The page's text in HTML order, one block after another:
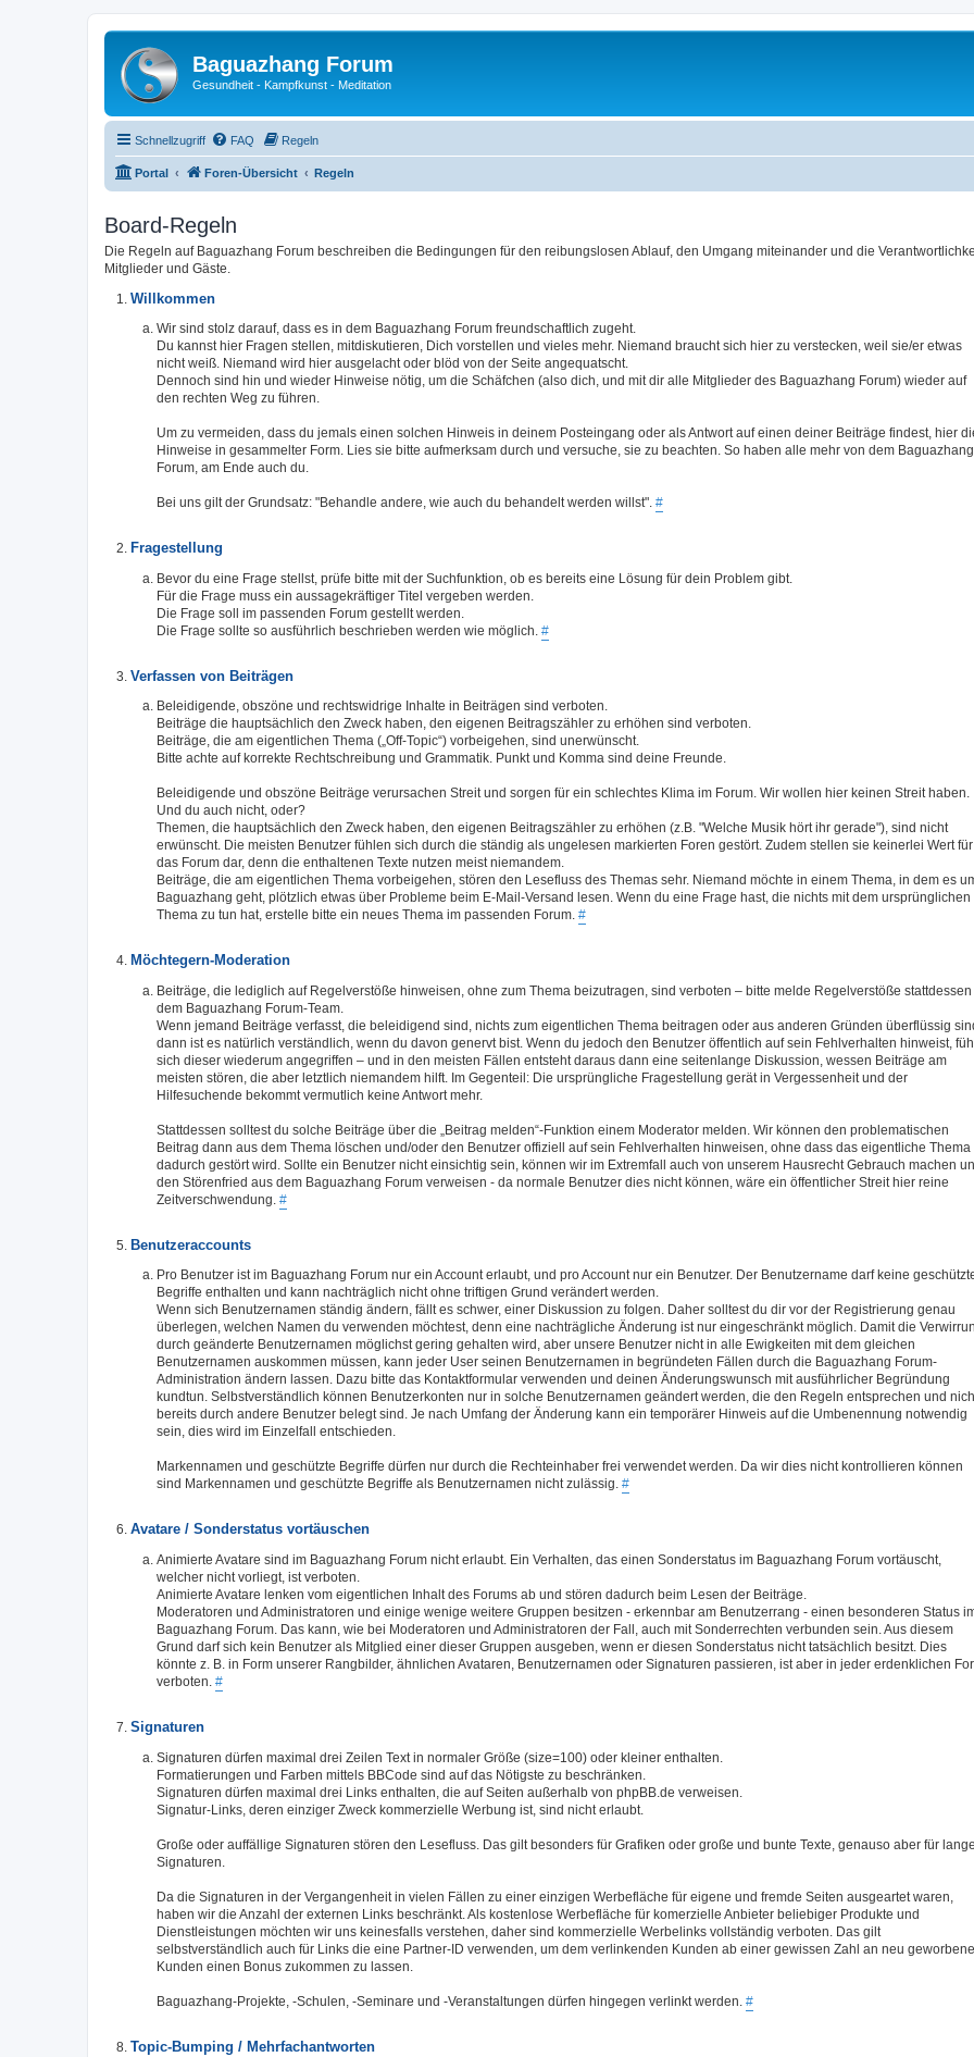
Baguazhang Forum
Gesundheit - Kampfkunst - Meditation
Schnellzugriff FAQ Regeln
Portal Foren-Übersicht Regeln
Board-Regeln
Die Regeln auf Baguazhang Forum beschreiben die Bedingungen für den reibungslosen Ablauf, den Umgang miteinander und die
Mitglieder und Gäste.
Willkommen
Wir sind stolz darauf, dass es in dem Baguazhang Forum freundschaftlich zugeht.
Du kannst hier Fragen stellen, mitdiskutieren, Dich vorstellen und vieles mehr. Niemand braucht sich hier zu verstecken, weil sie/er etwas
nicht weiß. Niemand wird hier ausgelacht oder blöd von der Seite angequatscht.
Dennoch sind hin und wieder Hinweise nötig, um die Schäfchen (also dich, und mit dir alle Mitglieder des Baguazhang Forum) wieder auf
den rechten Weg zu führen.
Um zu vermeiden, dass du jemals einen solchen Hinweis in deinem Posteingang oder als Antwort auf einen deiner Beiträge findest, hier
Hinweise in gesammelter Form. Lies sie bitte aufmerksam durch und versuche, sie zu beachten. So haben alle mehr von dem Baguazhang
Forum, am Ende auch du.
Bei uns gilt der Grundsatz: "Behandle andere, wie auch du behandelt werden willst". #
Fragestellung
Bevor du eine Frage stellst, prüfe bitte mit der Suchfunktion, ob es bereits eine Lösung für dein Problem gibt.
Für die Frage muss ein aussagekräftiger Titel vergeben werden.
Die Frage soll im passenden Forum gestellt werden.
Die Frage sollte so ausführlich beschrieben werden wie möglich. #
Verfassen von Beiträgen
Beleidigende, obszöne und rechtswidrige Inhalte in Beiträgen sind verboten.
Beiträge die hauptsächlich den Zweck haben, den eigenen Beitragszähler zu erhöhen sind verboten.
Beiträge, die am eigentlichen Thema („Off-Topic“) vorbeigehen, sind unerwünscht.
Bitte achte auf korrekte Rechtschreibung und Grammatik. Punkt und Komma sind deine Freunde.
Beleidigende und obszöne Beiträge verursachen Streit und sorgen für ein schlechtes Klima im Forum. Wir wollen hier keinen Streit haben.
Und du auch nicht, oder?
Themen, die hauptsächlich den Zweck haben, den eigenen Beitragszähler zu erhöhen (z.B. "Welche Musik hört ihr gerade"), sind nicht
erwünscht. Die meisten Benutzer fühlen sich durch die ständig als ungelesen markierten Foren gestört. Zudem stellen sie keinerlei Wert für
das Forum dar, denn die enthaltenen Texte nutzen meist niemandem.
Beiträge, die am eigentlichen Thema vorbeigehen, stören den Lesefluss des Themas sehr. Niemand möchte in einem Thema, in dem es
Baguazhang geht, plötzlich etwas über Probleme beim E-Mail-Versand lesen. Wenn du eine Frage hast, die nichts mit dem ursprünglichen
Thema zu tun hat, erstelle bitte ein neues Thema im passenden Forum. #
Möchtegern-Moderation
Beiträge, die lediglich auf Regelverstöße hinweisen, ohne zum Thema beizutragen, sind verboten – bitte melde Regelverstöße stattdessen
dem Baguazhang Forum-Team.
Wenn jemand Beiträge verfasst, die beleidigend sind, nichts zum eigentlichen Thema beitragen oder aus anderen Gründen überflüssig
dann ist es natürlich verständlich, wenn du davon genervt bist. Wenn du jedoch den Benutzer öffentlich auf sein Fehlverhalten hinweist,
sich dieser wiederum angegriffen – und in den meisten Fällen entsteht daraus dann eine seitenlange Diskussion, wessen Beiträge am
meisten stören, die aber letztlich niemandem hilft. Im Gegenteil: Die ursprüngliche Fragestellung gerät in Vergessenheit und der
Hilfesuchende bekommt vermutlich keine Antwort mehr.
Stattdessen solltest du solche Beiträge über die „Beitrag melden“-Funktion einem Moderator melden. Wir können den problematischen
Beitrag dann aus dem Thema löschen und/oder den Benutzer offiziell auf sein Fehlverhalten hinweisen, ohne dass das eigentliche Thema
dadurch gestört wird. Sollte ein Benutzer nicht einsichtig sein, können wir im Extremfall auch von unserem Hausrecht Gebrauch machen
den Störenfried aus dem Baguazhang Forum verweisen - da normale Benutzer dies nicht können, wäre ein öffentlicher Streit hier reine
Zeitverschwendung. #
Benutzeraccounts
Pro Benutzer ist im Baguazhang Forum nur ein Account erlaubt, und pro Account nur ein Benutzer. Der Benutzername darf keine
Begriffe enthalten und kann nachträglich nicht ohne triftigen Grund verändert werden.
Wenn sich Benutzernamen ständig ändern, fällt es schwer, einer Diskussion zu folgen. Daher solltest du dir vor der Registrierung genau
überlegen, welchen Namen du verwenden möchtest, denn eine nachträgliche Änderung ist nur eingeschränkt möglich. Damit die
durch geänderte Benutzernamen möglichst gering gehalten wird, aber unsere Benutzer nicht in alle Ewigkeiten mit dem gleichen
Benutzernamen auskommen müssen, kann jeder User seinen Benutzernamen in begründeten Fällen durch die Baguazhang Forum-
Administration ändern lassen. Dazu bitte das Kontaktformular verwenden und deinen Änderungswunsch mit ausführlicher Begründung
kundtun. Selbstverständlich können Benutzerkonten nur in solche Benutzernamen geändert werden, die den Regeln entsprechen und
bereits durch andere Benutzer belegt sind. Je nach Umfang der Änderung kann ein temporärer Hinweis auf die Umbenennung notwendig
sein, dies wird im Einzelfall entschieden.
Markennamen und geschützte Begriffe dürfen nur durch die Rechteinhaber frei verwendet werden. Da wir dies nicht kontrollieren können
sind Markennamen und geschützte Begriffe als Benutzernamen nicht zulässig. #
Avatare / Sonderstatus vortäuschen
Animierte Avatare sind im Baguazhang Forum nicht erlaubt. Ein Verhalten, das einen Sonderstatus im Baguazhang Forum vortäuscht,
welcher nicht vorliegt, ist verboten.
Animierte Avatare lenken vom eigentlichen Inhalt des Forums ab und stören dadurch beim Lesen der Beiträge.
Moderatoren und Administratoren und einige wenige weitere Gruppen besitzen - erkennbar am Benutzerrang - einen besonderen Status
Baguazhang Forum. Das kann, wie bei Moderatoren und Administratoren der Fall, auch mit Sonderrechten verbunden sein. Aus diesem
Grund darf sich kein Benutzer als Mitglied einer dieser Gruppen ausgeben, wenn er diesen Sonderstatus nicht tatsächlich besitzt. Dies
könnte z. B. in Form unserer Rangbilder, ähnlichen Avataren, Benutzernamen oder Signaturen passieren, ist aber in jeder erdenklichen
verboten. #
Signaturen
Signaturen dürfen maximal drei Zeilen Text in normaler Größe (size=100) oder kleiner enthalten.
Formatierungen und Farben mittels BBCode sind auf das Nötigste zu beschränken.
Signaturen dürfen maximal drei Links enthalten, die auf Seiten außerhalb von phpBB.de verweisen.
Signatur-Links, deren einziger Zweck kommerzielle Werbung ist, sind nicht erlaubt.
Große oder auffällige Signaturen stören den Lesefluss. Das gilt besonders für Grafiken oder große und bunte Texte, genauso aber für lange
Signaturen.
Da die Signaturen in der Vergangenheit in vielen Fällen zu einer einzigen Werbefläche für eigene und fremde Seiten ausgeartet waren,
haben wir die Anzahl der externen Links beschränkt. Als kostenlose Werbefläche für komerzielle Anbieter beliebiger Produkte und
Dienstleistungen möchten wir uns keinesfalls verstehen, daher sind kommerzielle Werbelinks vollständig verboten. Das gilt
selbstverständlich auch für Links die eine Partner-ID verwenden, um dem verlinkenden Kunden ab einer gewissen Zahl an neu
Kunden einen Bonus zukommen zu lassen.
Baguazhang-Projekte, -Schulen, -Seminare und -Veranstaltungen dürfen hingegen verlinkt werden. #
Topic-Bumping / Mehrfachantworten